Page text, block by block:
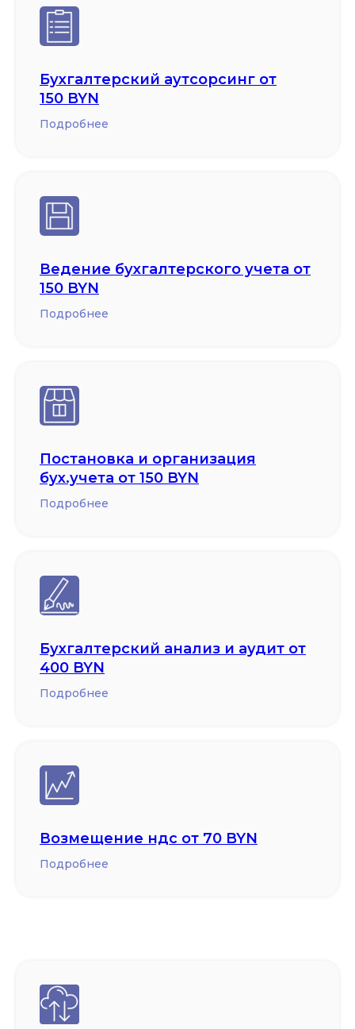
Бухгалтерский аутсорсинг от
150 BYN
Подробнее
Ведение бухгалтерского учета от
150 BYN
Подробнее
Постановка и организация
бух.учета от 150 BYN
Подробнее
Бухгалтерский анализ и аудит от
400 BYN
Подробнее
Возмещение ндс от 70 BYN
Подробнее